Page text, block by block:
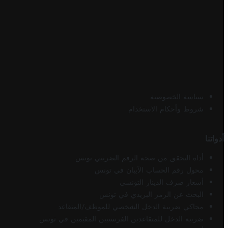
سياسة الخصوصية
شروط وأحكام الاستخدام
أدواتنا
أداة التحقق من صحة الرقم الضريبي تونس
محول رقم الحساب الآيبان في تونس
أسعار صرف الدينار التونسي
البحث عن الرمز البريدي في تونس
محاكي ضريبة الدخل الشخصي للموظف/المتقاعد
ضريبة الدخل للمتقاعدين الفرنسيين المقيمين في تونس